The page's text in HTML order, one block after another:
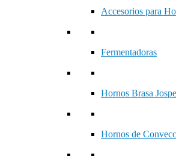
Accesorios para
Fermentadoras
Hornos Brasa
Hornos de